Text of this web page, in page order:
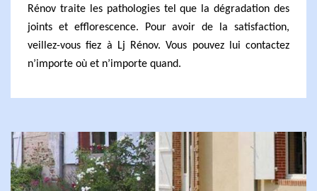
Rénov traite les pathologies tel que la dégradation des
joints et efflorescence. Pour avoir de la satisfaction,
veillez-vous fiez à Lj Rénov. Vous pouvez lui contactez
n’importe où et n’importe quand.